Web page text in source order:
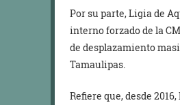
Por su parte, Ligia de
interno forzado de la
de desplazamiento
Tamaulipas.
Refiere que, desde